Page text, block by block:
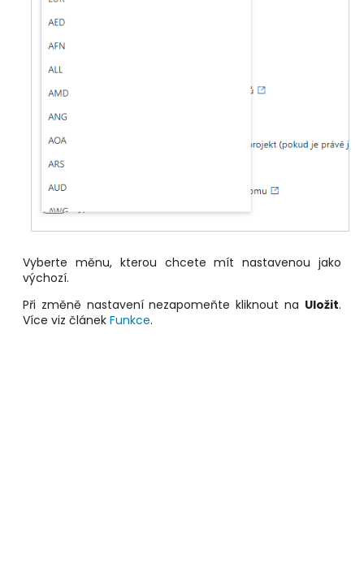
Vyberte měnu, kterou chcete mít nastavenou jako
výchozí.
Při změně nastavení nezapomeňte kliknout na Uložit.
Více viz článek Funkce.